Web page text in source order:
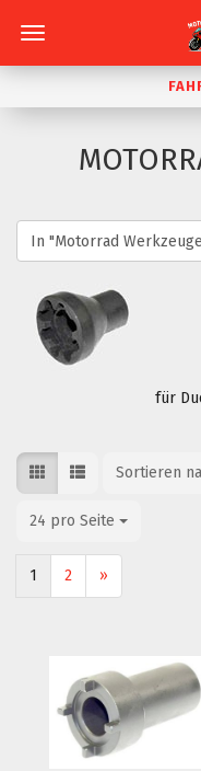
für
Sortieren
Sortieren
24 pro Seite
pro Seite
1 2 »